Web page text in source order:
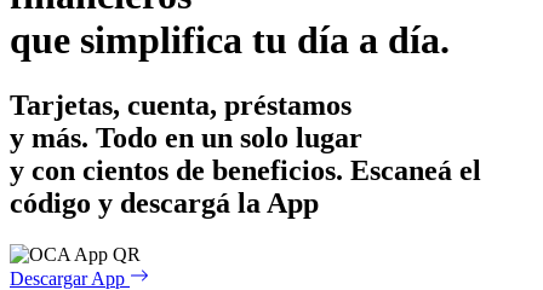
que simplifica tu día a día.
Tarjetas, cuenta, préstamos
y más. Todo en un solo lugar
y con cientos de beneficios. Escaneá el
código y descargá la App
Descargar App